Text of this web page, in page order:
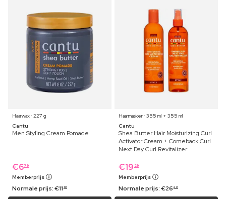
Haarwax ⋅ 227 g
Cantu
Men Styling Cream Pomade
€679
Memberprijs
Normale prijs:€11 19
Haarmasker ⋅ 355 ml + 355 ml
Cantu
Shea Butter Hair Moisturizing Curl
Activator Cream + Comeback Curl
Next Day Curl Revitalizer
€19 29
Memberprijs
Normale prijs:€26 29